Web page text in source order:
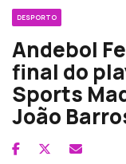
DESPORTO
Andebol
final do
Sports
João